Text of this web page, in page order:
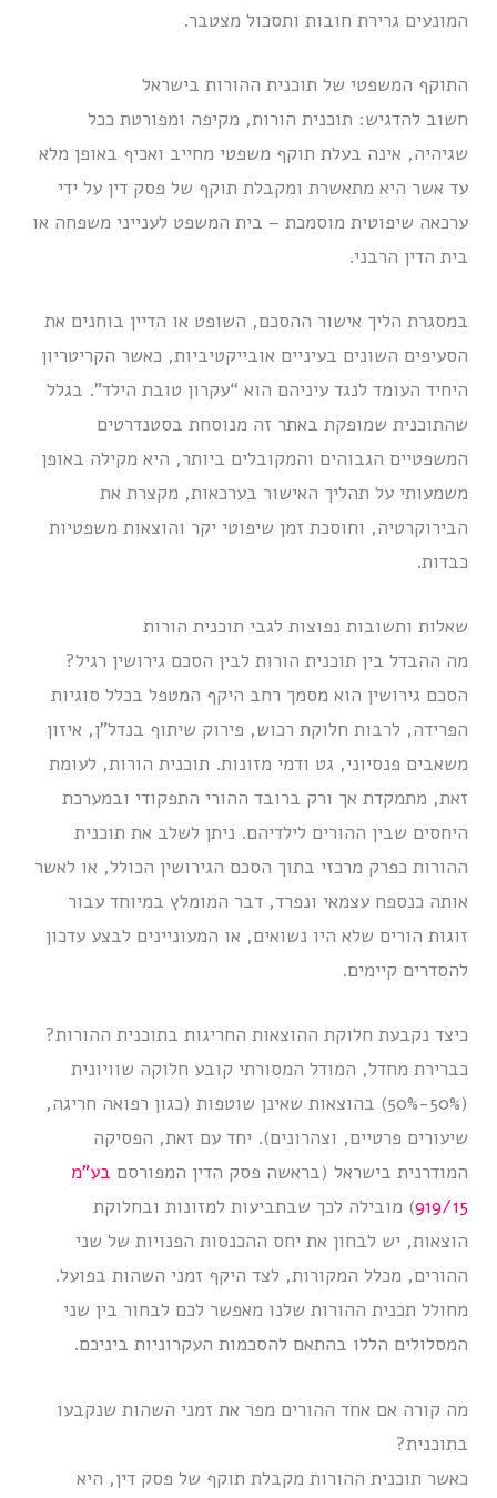
המונעים גרירת חובות ותסכול מצטבר.
התוקף המשפטי של תוכנית ההורות בישראל
חשוב להדגיש: תוכנית הורות, מקיפה ומפורטת ככל
שגיהיה, אינה בעלת תוקף משפטי מחייב ואכיף באופן מלא
עד אשר היא מתאשרת ומקבלת תוקף של פסק דין על ידי
ערכאה שיפוטית מוסמכת – בית המשפט לענייני משפחה או
בית הדין הרבני.
במסגרת הליך אישור ההסכם, השופט או הדיין בוחנים את
הסעיפים השונים בעיניים אובייקטיביות, כאשר הקריטריון
היחיד העומד לנגד עיניהם הוא “עקרון טובת הילד”. בגלל
שהתוכנית שמופקת באתר זה מנוסחת בסטנדרטים
המשפטיים הגבוהים והמקובלים ביותר, היא מקילה באופן
משמעותי על תהליך האישור בערכאות, מקצרת את
הבירוקרטיה, וחוסכת זמן שיפוטי יקר והוצאות משפטיות
כבדות.
שאלות ותשובות נפוצות לגבי תוכנית הורות
מה ההבדל בין תוכנית הורות לבין הסכם גירושין רגיל?
הסכם גירושין הוא מסמך רחב היקף המטפל בכלל סוגיות
הפרידה, לרבות חלוקת רכוש, פירוק שיתוף בנדל”ן, איזון
משאבים פנסיוני, גט ודמי מזונות. תוכנית הורות, לעומת
זאת, מתמקדת אך ורק ברובד ההורי התפקודי ובמערכת
היחסים שבין ההורים לילדיהם. ניתן לשלב את תוכנית
ההורות כפרק מרכזי בתוך הסכם הגירושין הכולל, או לאשר
אותה כנספח עצמאי ונפרד, דבר המומלץ במיוחד עבור
זוגות הורים שלא היו נשואים, או המעוניינים לבצע עדכון
להסדרים קיימים.
כיצד נקבעת חלוקת ההוצאות החריגות בתוכנית ההורות?
כברירת מחדל, המודל המסורתי קובע חלוקה שוויונית
(50%-50%) בהוצאות שאינן שוטפות (כגון רפואה חריגה,
שיעורים פרטיים, וצהרונים). יחד עם זאת, הפסיקה
המודרנית בישראל (בראשה פסק הדין המפורסם בע”מ
919/15) מובילה לכך שבתביעות למזונות ובחלוקת
הוצאות, יש לבחון את יחס ההכנסות הפנויות של שני
ההורים, מכלל המקורות, לצד היקף זמני השהות בפועל.
מחולל תכנית ההורות שלנו מאפשר לכם לבחור בין שני
המסלולים הללו בהתאם להסכמות העקרוניות ביניכם.
מה קורה אם אחד ההורים מפר את זמני השהות שנקבעו
בתוכנית?
כאשר תוכנית ההורות מקבלת תוקף של פסק דין, היא